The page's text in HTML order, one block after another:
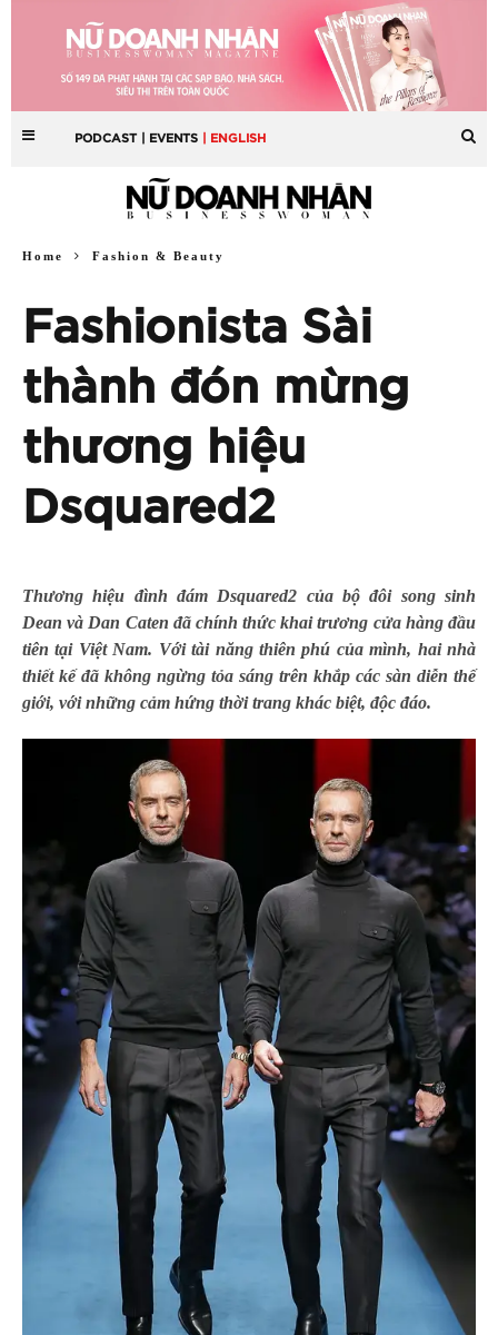
PODCAST | EVENTS | ENGLISH
Home Fashion & Beauty
Fashionista Sài
thành đón mừng
thương hiệu
Dsquared2
Thương hiệu đình đám Dsquared2 của bộ đôi song sinh
Dean và Dan Caten đã chính thức khai trương cửa hàng đầu
tiên tại Việt Nam. Với tài năng thiên phú của mình, hai nhà
thiết kế đã không ngừng tỏa sáng trên khắp các sàn diễn thế
giới, với những cảm hứng thời trang khác biệt, độc đáo.